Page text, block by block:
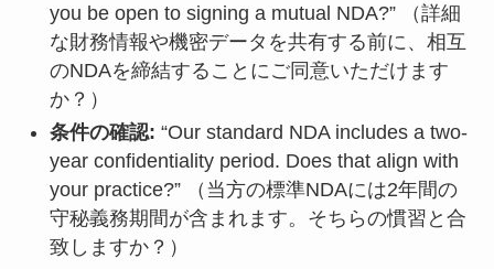
you be open to signing a mutual NDA?” （詳細
な財務情報や機密データを共有する前に、相互
のNDAを締結することにご同意いただけます
か？）
条件の確認: “Our standard NDA includes a two-
year confidentiality period. Does that align with
your practice?” （当方の標準NDAには2年間の
守秘義務期間が含まれます。そちらの慣習と合
致しますか？）